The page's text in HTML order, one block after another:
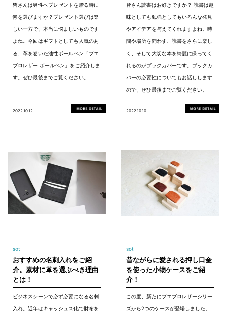
皆さんは男性へプレゼントを贈る時に
何を選びますか？プレゼント選びは楽
しい一方で、本当に悩ましいものです
よね。今回はギフトとしても人気のあ
る、革を巻いた油性ボールペン「プエ
ブロレザー ボールペン」をご紹介しま
す。ぜひ最後までご覧ください。
2022.10.12
皆さん読書はお好きですか？ 読書は趣
味としても勉強としてもいろんな発見
やアイデアを与えてくれますよね。時
間や場所を問わず、読書をさらに楽し
く、そして大切な本を綺麗に保ってく
れるのがブックカバーです。ブックカ
バーの必要性についてもお話しします
ので、ぜひ最後までご覧ください。
2022.10.10
sot
おすすめの名刺入れをご紹
介。素材に革を選ぶべき理由
とは！
ビジネスシーンで必ず必要になる名刺
入れ。近年はキャッシュス化で財布を
sot
昔ながらに愛される押し口金
を使った小物ケースをご紹
介！
この度、新たにプエブロレザーシリー
ズから2つのケースが登場しました。